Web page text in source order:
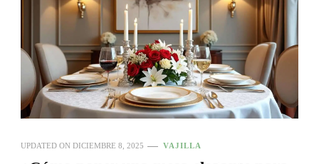
UPDATED ON DICIEMBRE 8, 2025 VAJILLA